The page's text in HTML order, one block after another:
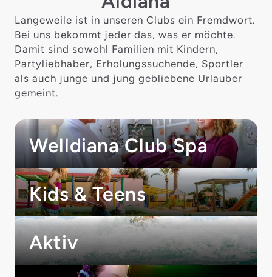
Langeweile ist in unseren Clubs ein Fremdwort.
Bei uns bekommt jeder das, was er möchte.
Damit sind sowohl Familien mit Kindern,
Partyliebhaber, Erholungssuchende, Sportler
als auch junge und jung gebliebene Urlauber
gemeint.
Welldiana Club Spa
Kids & Teens
Aktiv